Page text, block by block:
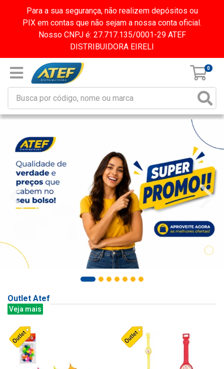
Para a sua segurança, não realizem depósitos ou
PIX em contas que não sejam a nossa conta oficial.
Nosso CNPJ é: 27.717.135/0001-29 ATEF
DISTRIBUIDORA EIRELI
0
Outlet Atef
Veja mais